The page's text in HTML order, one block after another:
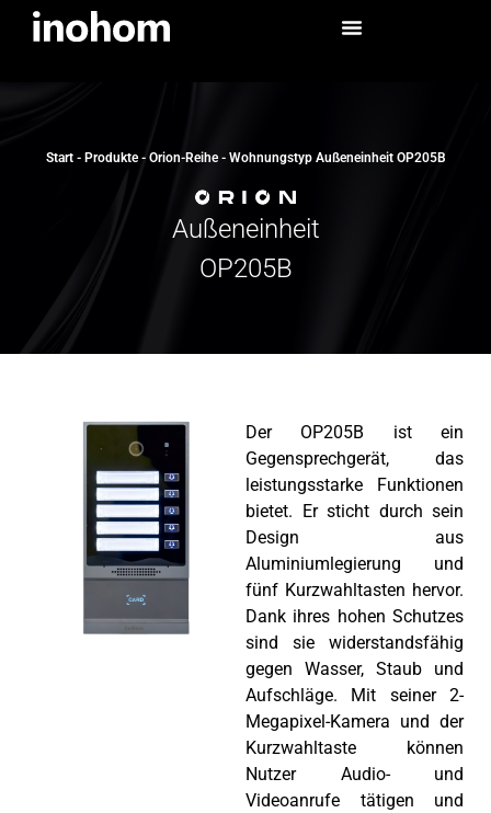
Start- Produkte- Orion-Reihe- Wohnungstyp Außeneinheit OP205B
Außeneinheit
OP205B
Der OP205B ist ein
Gegensprechgerät, das
leistungsstarke Funktionen
bietet. Er sticht durch sein
Design aus
Aluminiumlegierung und
fünf Kurzwahltasten hervor.
Dank ihres hohen Schutzes
sind sie widerstandsfähig
gegen Wasser, Staub und
Aufschläge. Mit seiner 2-
Megapixel-Kamera und der
Kurzwahltaste können
Nutzer Audio- und
Videoanrufe tätigen und